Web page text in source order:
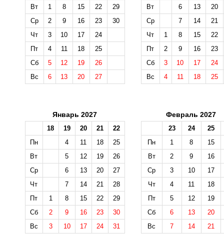
Вт
1 8 15 22
29
Ср
2 9 16 23
30
Чт
3 10 17
24
Пт
4 11 18
25
Сб
5 12 19
26
Вс
6 13 20 27
Вт
6 13
20
Ср
7 14
21
Чт
1 8 15
22
Пт
2 9 16
23
Сб
3 10 17
24
Вс
4 11 18 25
Январь 2027
18 19 20 21
22
Пн
4 11 18
25
Вт
5 12 19
26
Ср
6 13 20
27
Чт
7 14 21
28
Пт
1 8 15 22
29
Сб
2 9 16 23
30
Вс
3 10 17 24 31
Февраль 2027
23 24
25
Пн
1 8
15
Вт
2 9
16
Ср
3 10
17
Чт
4 11
18
Пт
5 12
19
Сб
6 13
20
Вс
7 14 21